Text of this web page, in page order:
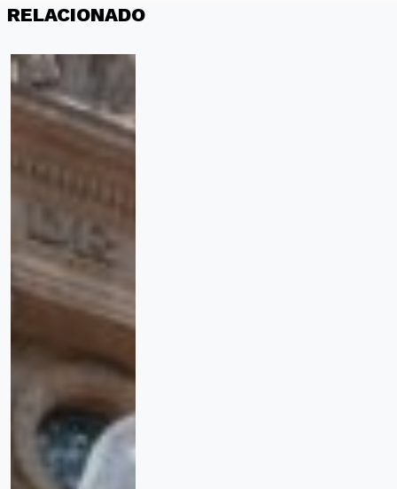
RELACIONADO